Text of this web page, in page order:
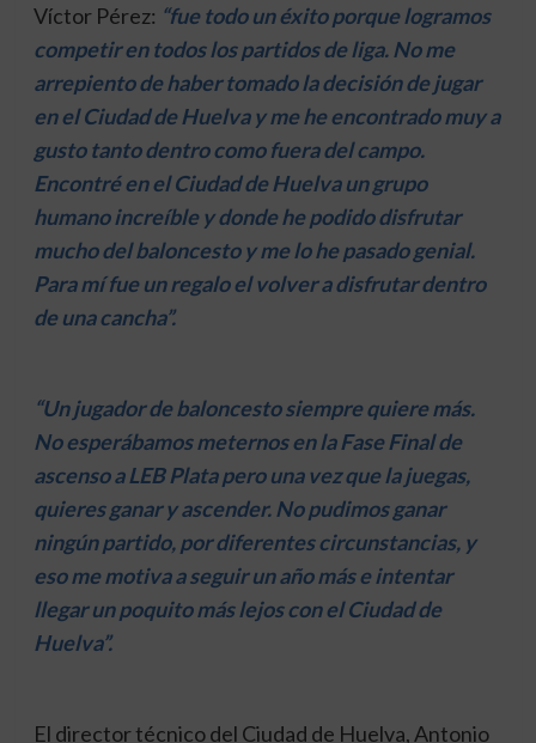
Víctor Pérez: “fue todo un éxito porque logramos
competir en todos los partidos de liga. No me
arrepiento de haber tomado la decisión de jugar
en el Ciudad de Huelva y me he encontrado muy a
gusto tanto dentro como fuera del campo.
Encontré en el Ciudad de Huelva un grupo
humano increíble y donde he podido disfrutar
mucho del baloncesto y me lo he pasado genial.
Para mí fue un regalo el volver a disfrutar dentro
de una cancha”.
“Un jugador de baloncesto siempre quiere más.
No esperábamos meternos en la Fase Final de
ascenso a LEB Plata pero una vez que la juegas,
quieres ganar y ascender. No pudimos ganar
ningún partido, por diferentes circunstancias, y
eso me motiva a seguir un año más e intentar
llegar un poquito más lejos con el Ciudad de
Huelva”.
El director técnico del Ciudad de Huelva, Antonio